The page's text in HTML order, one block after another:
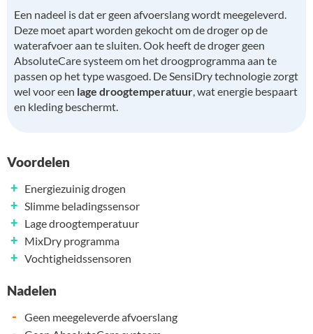
Een nadeel is dat er geen afvoerslang wordt meegeleverd.
Deze moet apart worden gekocht om de droger op de
waterafvoer aan te sluiten. Ook heeft de droger geen
AbsoluteCare systeem om het droogprogramma aan te
passen op het type wasgoed. De SensiDry technologie zorgt
wel voor een lage droogtemperatuur , wat energie bespaart
en kleding beschermt.
Voordelen
+ Energiezuinig drogen
+ Slimme beladingssensor
+ Lage droogtemperatuur
+ MixDry programma
+ Vochtigheidssensoren
Nadelen
- Geen meegeleverde afvoerslang